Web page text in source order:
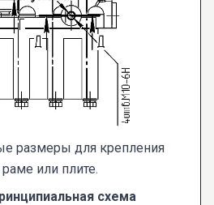
размеры для крепления
или плите.
схема